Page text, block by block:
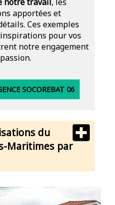
apportées et
Ces exemples
pour vos
notre engagement
SOCOREBAT 06
du
Maritimes par